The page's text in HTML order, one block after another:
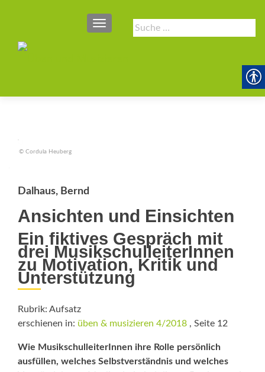
Suche
nach:
SCHALTE NAVIGATION
© Cordula Heuberg
Dalhaus, Bernd
Ansichten und Einsichten
Ein fiktives Gespräch mit
drei MusikschulleiterInnen
zu Motivation, Kritik und
Unterstützung
Rubrik: Aufsatz
erschienen in: üben & musizieren 4/2018 , Seite 12
Wie MusikschulleiterInnen ihre Rolle persönlich
ausfüllen, welches Selbst­verständnis und welches